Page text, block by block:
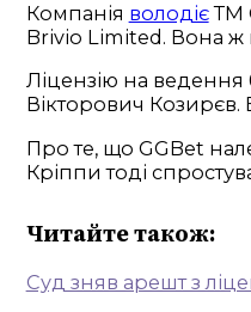
Компанія володієТМ
Brivio Limited. Вона ж
Ліцензію на ведення
Вікторович Козирєв.
Про те, що GGBet
Кріппи тоді
Читайте також:
Суд зняв арешт з